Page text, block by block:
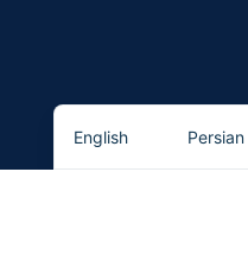
Persian
English